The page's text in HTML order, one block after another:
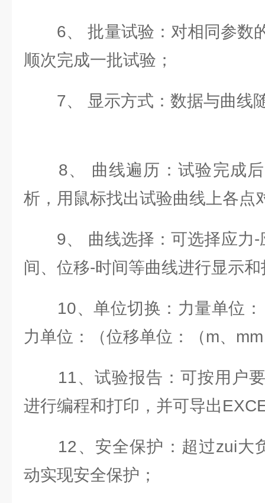
6、 批量试验：对相同参数
顺次完成一批试验；
7、 显示方式：数据与曲线
8、 曲线遍历：试验完成后
析，用鼠标找出试验曲线上各点
9、 曲线选择：可选择应力-
间、位移-时间等曲线进行显示
10、单位切换：力量单位：
力单位：（位移单位：（m、
11、试验报告：可按用户要
进行编程和打印，并可导出
12、安全保护：超过zui大
动实现安全保护；